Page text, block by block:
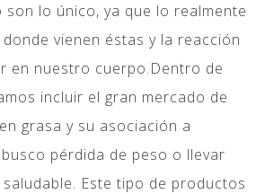
lo único, ya que lo realmente
vienen éstas y la reacción
en nuestro cuerpo.Dentro de
incluir el gran mercado de
grasa y su asociación a
pérdida de peso o llevar
Este tipo de productos